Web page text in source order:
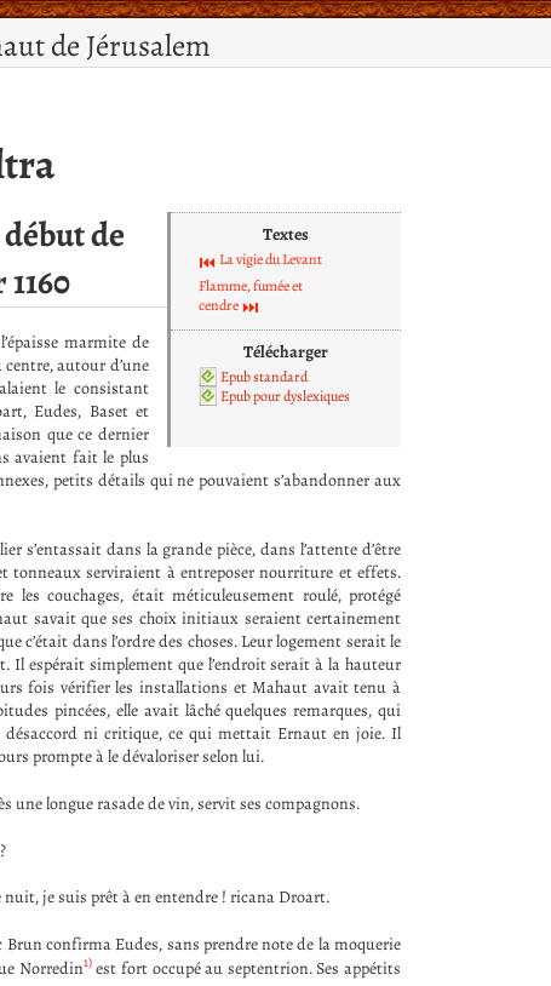
de Jérusalem
Textes
La vigie du Levant
Flamme, fumée et
cendre
Télécharger
Epub standard
Epub pour dyslexiques
de
marmite de
autour d’une
le consistant
Eudes, Baset et
que ce dernier
avaient fait le plus
petits détails qui ne pouvaient s’abandonner aux
s’entassait dans la grande pièce, dans l’attente d’être
tonneaux serviraient à entreposer nourriture et effets.
couchages, était méticuleusement roulé, protégé
savait que ses choix initiaux seraient certainement
c’était dans l’ordre des choses. Leur logement serait le
espérait simplement que l’endroit serait à la hauteur
fois vérifier les installations et Mahaut avait tenu à
pincées, elle avait lâché quelques remarques, qui
désaccord ni critique, ce qui mettait Ernaut en joie. Il
prompte à le dévaloriser selon lui.
une longue rasade de vin, servit ses compagnons.
je suis prêt à en entendre ! ricana Droart.
confirma Eudes, sans prendre note de la moquerie
Norredin1)est fort occupé au septentrion. Ses appétits